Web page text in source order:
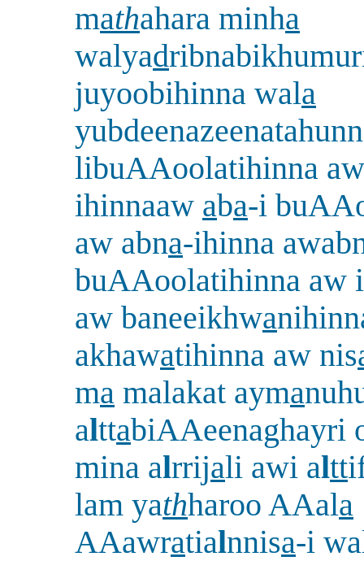
mathahara minha
walyad
juyoobihinna wala
libuAAoolatihinna
ihinnaaw aba-i
aw abna-ihinna
buAAoolatihinna aw
aw baneeikhwa
akhawatihinna aw nis
ma malakat ayma
alttabiAAeenaghayri
mina alrrijali awi altt
lam yathharoo AAala
AAawratialnnisa-i